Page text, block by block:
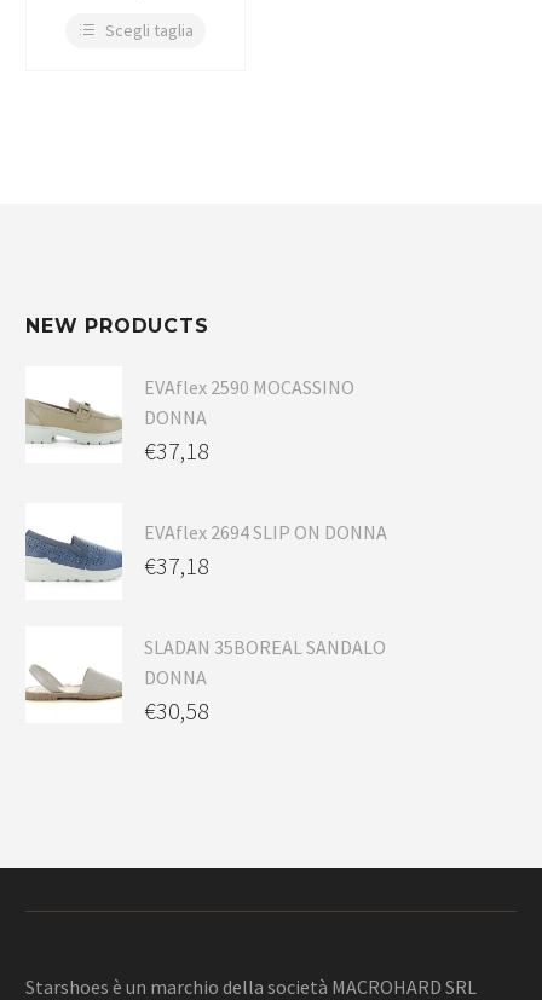
Scegli taglia
NEW PRODUCTS
EVAflex 2590 MOCASSINO
DONNA
€37,18
EVAflex 2694 SLIP ON DONNA
€37,18
SLADAN 35BOREAL SANDALO
DONNA
€30,58
Starshoes è un marchio della società MACROHARD SRL